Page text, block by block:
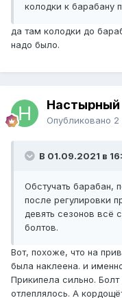
колодки к барабану
да там колодки до
надо было.
Настырный
Опубликовано 2
В 01.09.2021 в
Обстучать барабан,
после регулировки
девять сезонов всё
болтов.
Вот, похоже, что на
была наклеена. и
Прикипела сильно.
отлеплялось. А